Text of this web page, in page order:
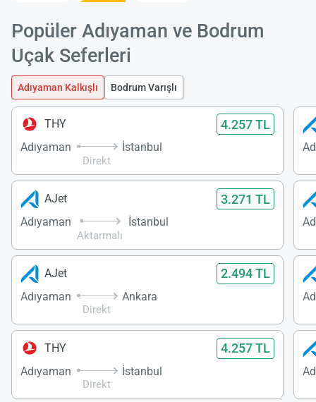
Popüler Adıyaman ve Bodrum
Uçak Seferleri
Adıyaman Kalkışlı Bodrum Varışlı
THY 4.257 TL
Adıyaman
Direkt
İstanbul
AJet 3.271 TL
Adıyaman
Aktarmalı
İstanbul
AJet 2.494 TL
Adıyaman
Direkt
Ankara
THY 4.257 TL
Adıyaman
Direkt
İstanbul